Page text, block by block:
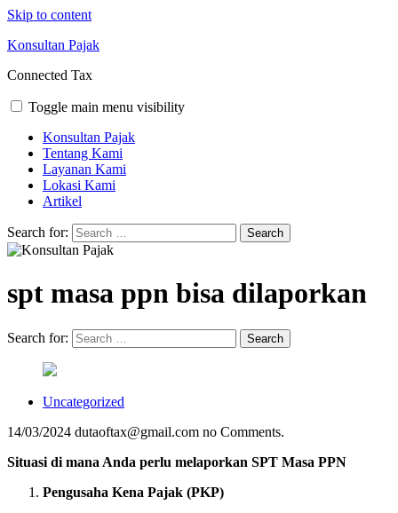
Skip to content
Konsultan Pajak
Connected Tax
Toggle main menu visibility
Konsultan Pajak
Tentang Kami
Layanan Kami
Lokasi Kami
Artikel
Search for:
spt masa ppn bisa dilaporkan
Search for:
Uncategorized
14/03/2024 dutaoftax@gmail.com no Comments.
Situasi di mana Anda perlu melaporkan SPT Masa PPN
Pengusaha Kena Pajak (PKP)